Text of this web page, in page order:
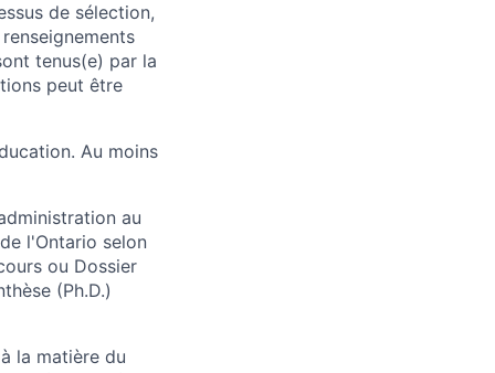
de sélection,
tenus(e) par la
peut être
Au moins
au
l'Ontario selon
ou Dossier
(Ph.D.)
la matière du